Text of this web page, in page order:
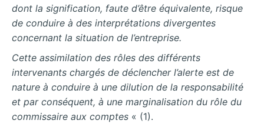
dont la signification, faute d’être équivalente, risque
de conduire à des interprétations divergentes
concernant la situation de l’entreprise.
Cette assimilation des rôles des différents
intervenants chargés de déclencher l’alerte est de
nature à conduire à une dilution de la responsabilité
et par conséquent, à une marginalisation du rôle du
commissaire aux comptes « (1).